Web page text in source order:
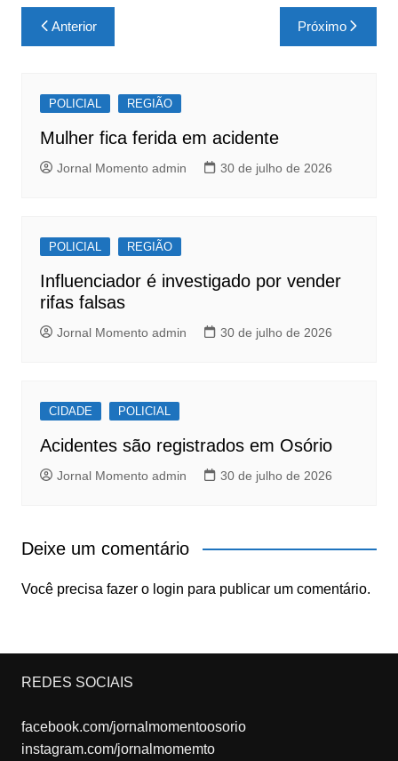
c
e
o
o
k
at
s
p
p
Navegação
de
Anterior Próximo
POLICIAL REGIÃO
Mulher fica ferida em acidente
Jornal Momento admin 30 de julho de 2026
POLICIAL REGIÃO
Influenciador é investigado por vender
rifas falsas
Jornal Momento admin 30 de julho de 2026
CIDADE POLICIAL
Acidentes são registrados em Osório
Jornal Momento admin 30 de julho de 2026
Deixe um comentário
Você precisa fazer o login para publicar um comentário.
REDES SOCIAIS
facebook.com/jornalmomentoosorio
instagram.com/jornalmomemto